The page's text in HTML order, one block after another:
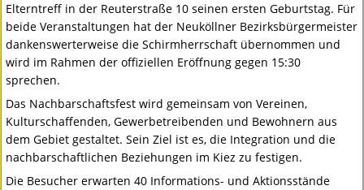
Elterntreff in der Reuterstraße 10 seinen ersten Geburtstag. Für
beide Veranstaltungen hat der Neuköllner Bezirksbürgermeister
dankenswerterweise die Schirmherrschaft übernommen und
wird im Rahmen der offiziellen Eröffnung gegen 15:30
sprechen.
Das Nachbarschaftsfest wird gemeinsam von Vereinen,
Kulturschaffenden, Gewerbetreibenden und Bewohnern aus
dem Gebiet gestaltet. Sein Ziel ist es, die Integration und die
nachbarschaftlichen Beziehungen im Kiez zu festigen.
Die Besucher erwarten 40 Informations- und Aktionsstände